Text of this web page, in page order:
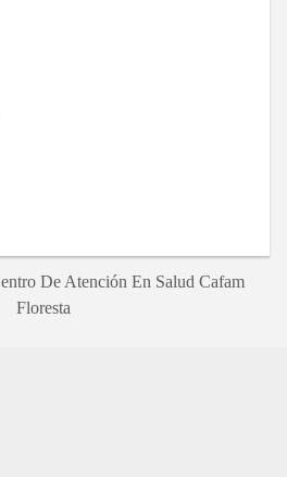
De Atención En Salud Cafam
Floresta